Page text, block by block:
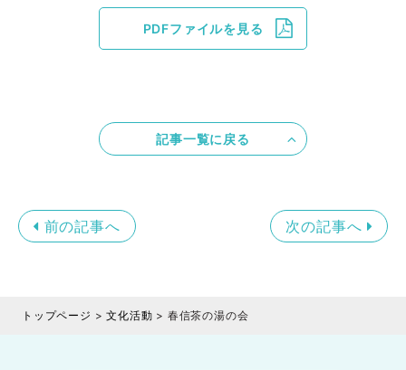
PDFファイルを見る
記事一覧に戻る
前の記事へ 次の記事へ
トップページ >文化活動 > 春信茶の湯の会